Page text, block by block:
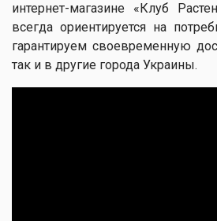
интернет-магазине «Клуб
всегда ориентируется на
гарантируем своевременную
так и в другие города Украины.